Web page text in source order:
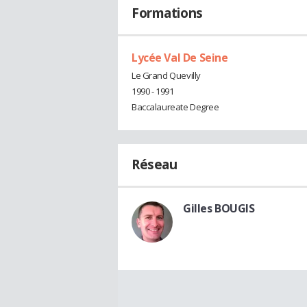
Formations
Lycée Val De Seine
Le Grand Quevilly
1990 - 1991
Baccalaureate Degree
Réseau
Gilles BOUGIS